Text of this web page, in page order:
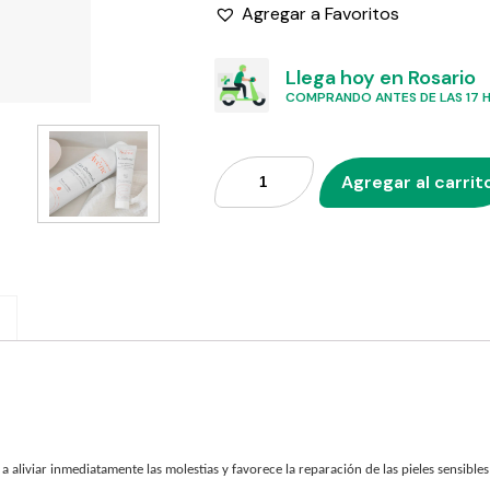
Agregar a Favoritos
Llega hoy en Rosario
COMPRANDO ANTES DE LAS 17
Agregar al
inmediatamente las molestias y favorece la reparación de las pieles